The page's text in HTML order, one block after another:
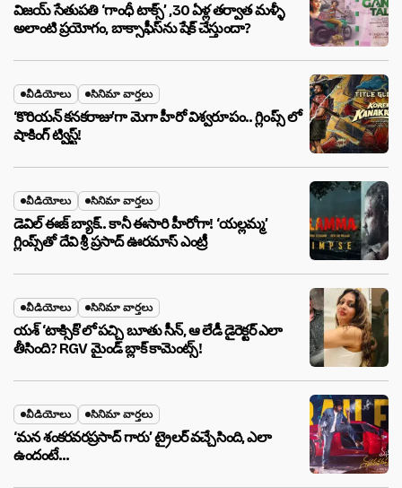
విజయ్ సేతుపతి ‘గాంధీ టాక్స్’ ,30 ఏళ్ల తర్వాత మళ్ళీ
అలాంటి ప్రయోగం, బాక్సాఫీస్‌ను షేక్ చేస్తుందా?
వీడియోలు సినిమా వార్తలు
‘కొరియన్ కనకరాజు’గా మెగా హీరో విశ్వరూపం.. గ్లింప్స్ లో
షాకింగ్ ట్విస్ట్!
వీడియోలు సినిమా వార్తలు
డెవిల్ ఈజ్ బ్యాక్.. కానీ ఈసారి హీరోగా! ‘యల్లమ్మ’
గ్లింప్స్‌తో దేవి శ్రీ ప్రసాద్ ఊరమాస్ ఎంట్రీ
వీడియోలు సినిమా వార్తలు
యశ్ ‘టాక్సిక్’లో పచ్చి బూతు సీన్, ఆ లేడీ డైరెక్టర్ ఎలా
తీసింది? RGV మైండ్ బ్లాక్ కామెంట్స్!
వీడియోలు సినిమా వార్తలు
‘మన శంకరవరప్రసాద్ గారు’ ట్రైలర్ వచ్చేసింది, ఎలా
ఉందంటే…